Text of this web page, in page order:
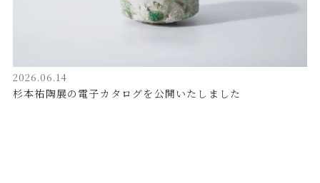
2026.06.14
杉本祐陶展の電子カタログを公開いたしました